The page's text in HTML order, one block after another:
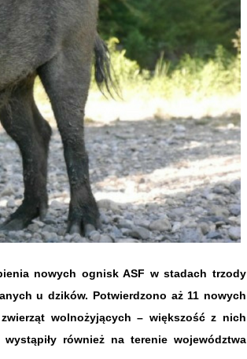
nowych ognisk ASF w stadach trzody
u dzików. Potwierdzono aż 11 nowych
wolnożyjących – większość z nich
również na terenie województwa